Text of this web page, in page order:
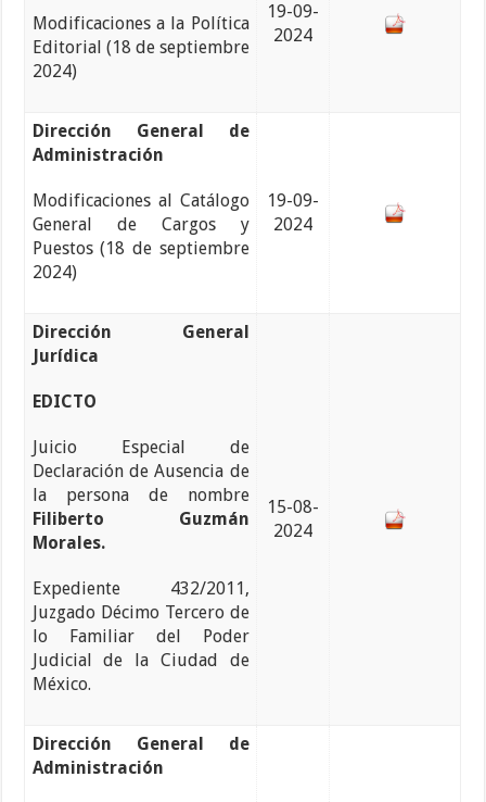
Modificaciones a la Política
Editorial (18 de septiembre
2024)
19-09-
2024
Dirección General de
Administración
Modificaciones al Catálogo
General de Cargos y
Puestos (18 de septiembre
2024)
19-09-
2024
Dirección General
Jurídica
EDICTO
Juicio Especial de
Declaración de Ausencia de
la persona de nombre
Filiberto Guzmán
Morales.
Expediente 432/2011,
Juzgado Décimo Tercero de
lo Familiar del Poder
Judicial de la Ciudad de
México.
15-08-
2024
Dirección General de
Administración